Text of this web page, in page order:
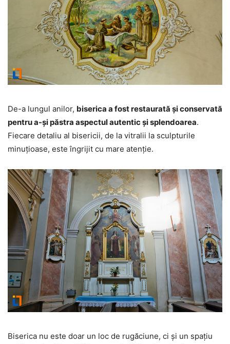
De-a lungul anilor, biserica a fost restaurată și conservată
pentru a-și păstra aspectul autentic și splendoarea.
Fiecare detaliu al bisericii, de la vitralii la sculpturile
minuțioase, este îngrijit cu mare atenție.
Biserica nu este doar un loc de rugăciune, ci și un spațiu